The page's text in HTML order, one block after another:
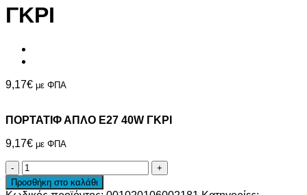
ΓΚΡΙ
9,17€ με ΦΠΑ
ΠΟΡΤΑΤΙΦ ΑΠΛΟ Ε27 40W ΓΚΡΙ
9,17€ με ΦΠΑ
ΠΟΡΤΑΤΙΦ
ΑΠΛΟ
Ε27
Προσθήκη στο καλάθι